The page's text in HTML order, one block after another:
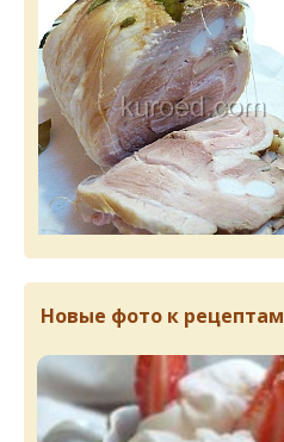
Новые фото к рецептам